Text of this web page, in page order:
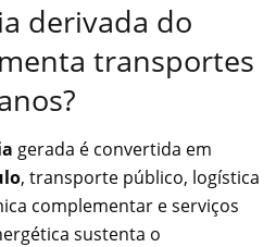
derivada do
transportes
gerada é convertida em
, transporte público, logística
complementar e serviços
sustenta o